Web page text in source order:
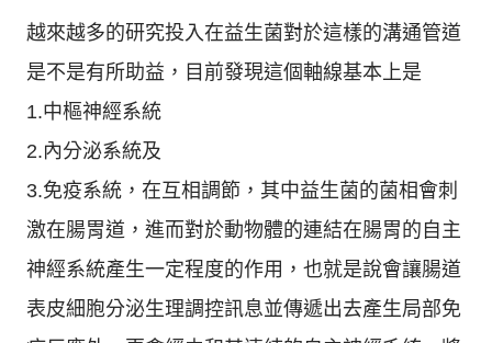
越來越多的研究投入在益生菌對於這樣的溝通管道
是不是有所助益，目前發現這個軸線基本上是
1.中樞神經系統
2.內分泌系統及
3.免疫系統，在互相調節，其中益生菌的菌相會刺
激在腸胃道，進而對於動物體的連結在腸胃的自主
神經系統產生一定程度的作用，也就是說會讓腸道
表皮細胞分泌生理調控訊息並傳遞出去產生局部免